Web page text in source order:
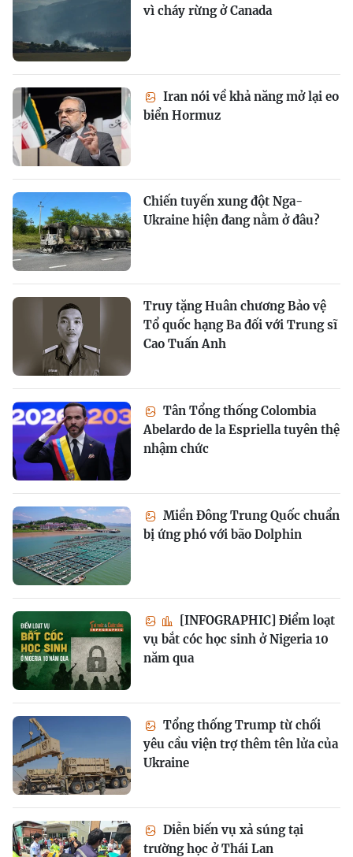
vì cháy rừng ở Canada
Iran nói về khả năng mở lại eo
biển Hormuz
Chiến tuyến xung đột Nga-
Ukraine hiện đang nằm ở đâu?
Truy tặng Huân chương Bảo vệ
Tổ quốc hạng Ba đối với Trung sĩ
Cao Tuấn Anh
Tân Tổng thống Colombia
Abelardo de la Espriella tuyên thệ
nhậm chức
Miền Đông Trung Quốc chuẩn
bị ứng phó với bão Dolphin
[INFOGRAPHIC] Điểm loạt
vụ bắt cóc học sinh ở Nigeria 10
năm qua
Tổng thống Trump từ chối
yêu cầu viện trợ thêm tên lửa của
Ukraine
Diễn biến vụ xả súng tại
trường học ở Thái Lan